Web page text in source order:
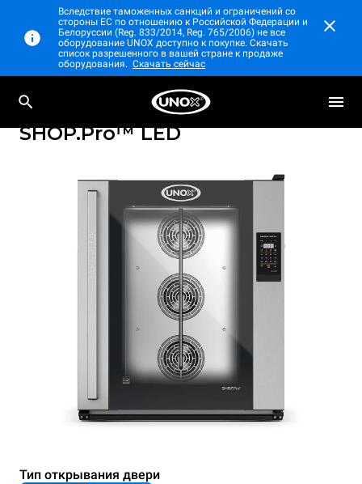
Вследствие таможенных санкций и ограничений со
стороны ЕС по отношению к Российской Федерации и
Белоруссии (Reg. 833/2014, Reg. 765/2006) не все
оборудование UNOX доступно к покупке. Скачать
список разрешенного в вашей стране к продаже
оборудования. Скачать сейчас
Профессиональные конвекционные печи с
парообразованиемBAKERLUX
SHOP.Pro™LED
Тип открывания двери